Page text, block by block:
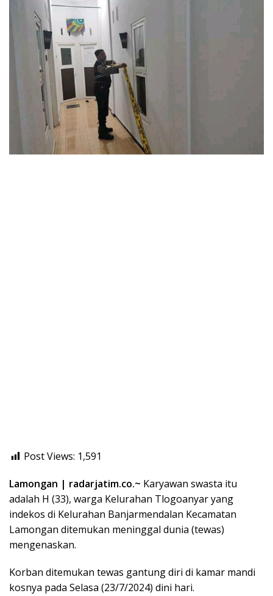
Post Views: 1,591
Lamongan | radarjatim.co.~ Karyawan swasta itu
adalah H (33), warga Kelurahan Tlogoanyar yang
indekos di Kelurahan Banjarmendalan Kecamatan
Lamongan ditemukan meninggal dunia (tewas)
mengenaskan.
Korban ditemukan tewas gantung diri di kamar mandi
kosnya pada Selasa (23/7/2024) dini hari.